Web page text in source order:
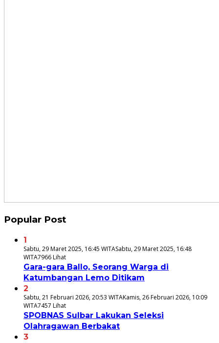
Popular Post
1
Sabtu, 29 Maret 2025, 16:45 WITASabtu, 29 Maret 2025, 16:48
WITA7966 Lihat
Gara-gara Ballo, Seorang Warga di
Katumbangan Lemo Ditikam
2
Sabtu, 21 Februari 2026, 20:53 WITAKamis, 26 Februari 2026, 10:09
WITA7457 Lihat
SPOBNAS Sulbar Lakukan Seleksi
Olahragawan Berbakat
3